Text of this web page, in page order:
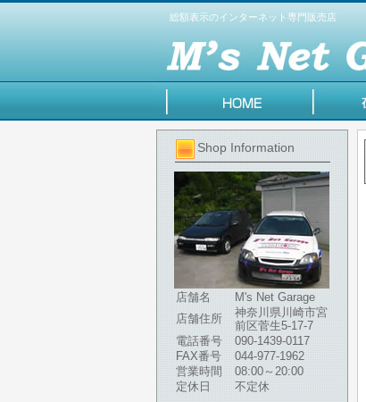
総額表示のインターネット専門販売店
Shop Information
店舗名
M's Net Garage
店舗住所
神奈川県川崎市宮
前区菅生5-17-7
電話番号
090-1439-0117
FAX番号
044-977-1962
営業時間
08:00～20:00
定休日
不定休